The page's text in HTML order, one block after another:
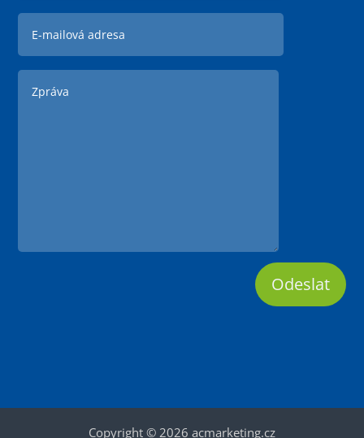
Odeslat
Copyright © 2026 acmarketing.cz